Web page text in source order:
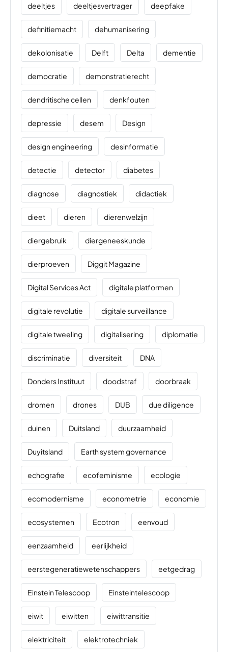
deeltjes deeltjesvertrager deepfake
definitiemacht dehumanisering
dekolonisatie Delft Delta dementie
democratie demonstratierecht
dendritische cellen denkfouten
depressie desem Design
design engineering desinformatie
detectie detector diabetes
diagnose diagnostiek didactiek
dieet dieren dierenwelzijn
diergebruik diergeneeskunde
dierproeven Diggit Magazine
Digital Services Act digitale platformen
digitale revolutie digitale surveillance
digitale tweeling digitalisering diplomatie
discriminatie diversiteit DNA
Donders Instituut doodstraf doorbraak
dromen drones DUB due diligence
duinen Duitsland duurzaamheid
Duyitsland Earth system governance
echografie ecofeminisme ecologie
ecomodernisme econometrie economie
ecosystemen Ecotron eenvoud
eenzaamheid eerlijkheid
eerstegeneratiewetenschappers eetgedrag
Einstein Telescoop Einsteintelescoop
eiwit eiwitten eiwittransitie
elektriciteit elektrotechniek